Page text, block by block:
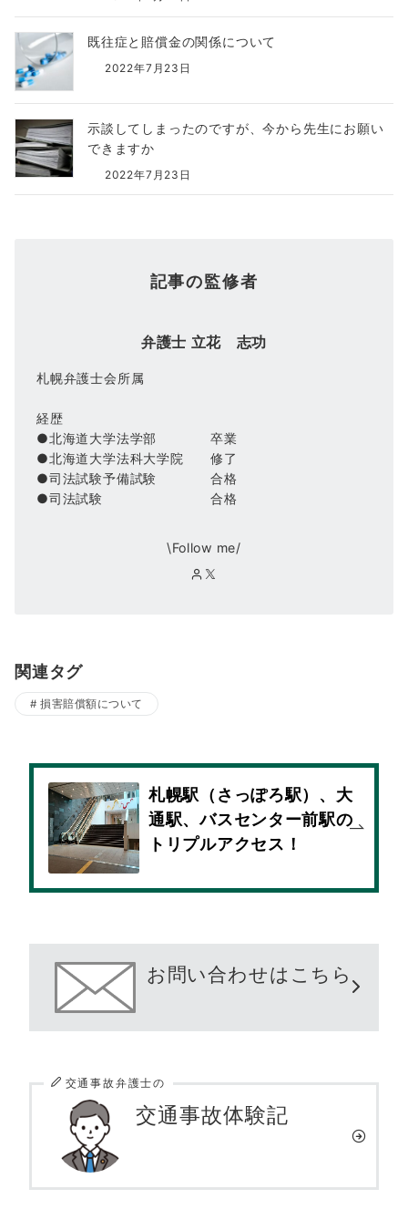
既往症と賠償金の関係について
2022年7月23日
示談してしまったのですが、今から先生にお願い
できますか
2022年7月23日
記事の監修者
弁護士 立花 志功
札幌弁護士会所属
経歴
●北海道大学法学部 卒業
●北海道大学法科大学院 修了
●司法試験予備試験 合格
●司法試験 合格
\Follow me/
関連タグ
損害賠償額について
札幌駅（さっぽろ駅）、大
通駅、バスセンター前駅の
トリプルアクセス！
お問い合わせはこちら
交通事故弁護士の
交通事故体験記